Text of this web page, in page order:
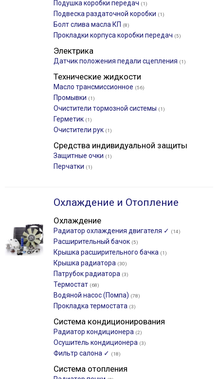
Подушка коробки передач (1)
Подвеска раздаточной коробки (1)
Болт слива масла КП (8)
Прокладки корпуса коробки передач (5)
Электрика
Датчик положения педали сцепления (1)
Технические жидкости
Масло трансмиссионное (56)
Промывки (1)
Очистители тормозной системы (1)
Герметик (1)
Очистители рук (1)
Средства индивидуальной защиты
Защитные очки (1)
Перчатки (1)
Охлаждение и Отопление
Охлаждение
Радиатор охлаждения двигателя ✓ (14)
Расширительный бачок (5)
Крышка расширительного бачка (1)
Крышка радиатора (30)
Патрубок радиатора (3)
Термостат (68)
Водяной насос (Помпа) (78)
Прокладка термостата (3)
Система кондиционирования
Радиатор кондиционера (2)
Осушитель кондиционера (3)
Фильтр салона ✓ (18)
Система отопления